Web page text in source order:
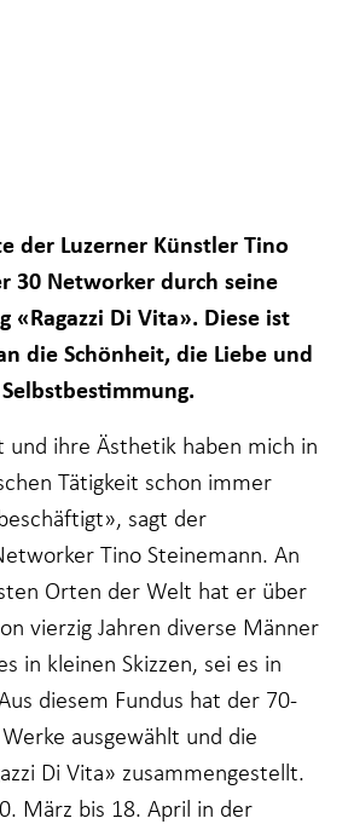
der Luzerner Künstler Tino
30 Networker durch seine
«Ragazzi Di Vita». Diese ist
die Schönheit, die Liebe und
und ihre Ästhetik haben mich in
Tätigkeit schon immer
sagt der
Tino Steinemann. An
Orten der Welt hat er über
vierzig Jahren diverse Männer
in kleinen Skizzen, sei es in
diesem Fundus hat der 70-
ausgewählt und die
Di Vita» zusammengestellt.
März bis 18. April in der